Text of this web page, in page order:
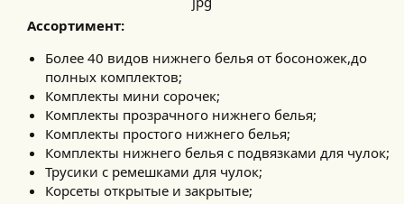
Ассортимент:
Более 40 видов нижнего белья от босоножек,до
полных комплектов;
Комплекты мини сорочек;
Комплекты прозрачного нижнего белья;
Комплекты простого нижнего белья;
Комплекты нижнего белья с подвязками для чулок;
Трусики с ремешками для чулок;
Корсеты открытые и закрытые;